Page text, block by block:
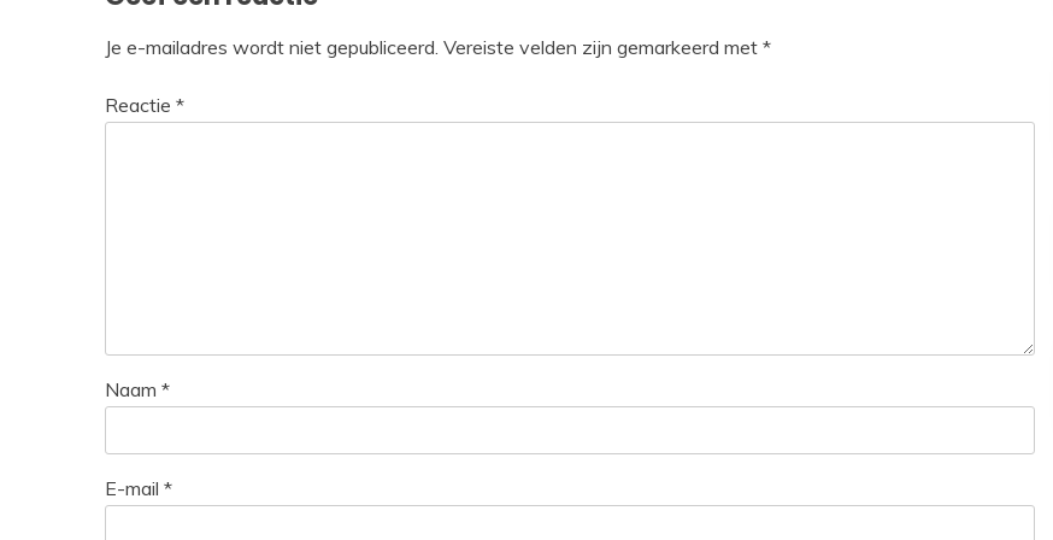
Je e-mailadres wordt niet gepubliceerd. Vereiste velden zijn gemarkeerd met *
Reactie *
Naam *
E-mail *